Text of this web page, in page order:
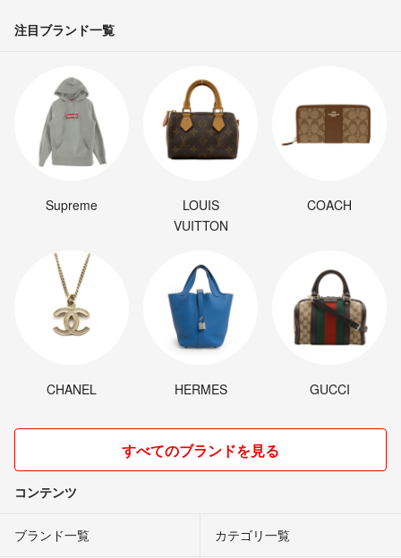
注目ブランド一覧
Supreme
LOUIS
VUITTON
COACH
CHANEL HERMES GUCCI
すべてのブランドを見る
コンテンツ
ブランド一覧 カテゴリ一覧